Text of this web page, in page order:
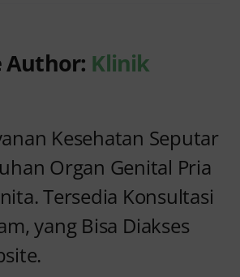
Author: Klinik
Kesehatan Seputar
Organ Genital Pria
Tersedia Konsultasi
yang Bisa Diakses